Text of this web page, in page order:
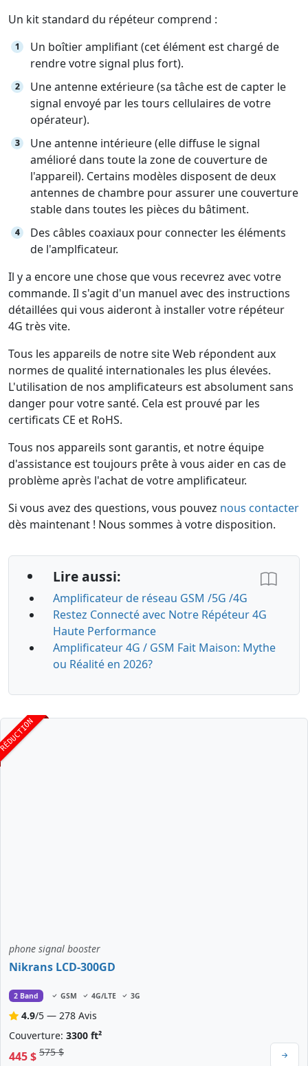
Un kit standard du répéteur comprend :
Un boîtier amplifiant (cet élément est chargé de
rendre votre signal plus fort).
Une antenne extérieure (sa tâche est de capter le
signal envoyé par les tours cellulaires de votre
opérateur).
Une antenne intérieure (elle diffuse le signal
amélioré dans toute la zone de couverture de
l'appareil). Certains modèles disposent de deux
antennes de chambre pour assurer une couverture
stable dans toutes les pièces du bâtiment.
Des câbles coaxiaux pour connecter les éléments
de l'amplficateur.
Il y a encore une chose que vous recevrez avec votre
commande. Il s'agit d'un manuel avec des instructions
détaillées qui vous aideront à installer votre répéteur
4G très vite.
Tous les appareils de notre site Web répondent aux
normes de qualité internationales les plus élevées.
L'utilisation de nos amplificateurs est absolument sans
danger pour votre santé. Cela est prouvé par les
certificats CE et RoHS.
Tous nos appareils sont garantis, et notre équipe
d'assistance est toujours prête à vous aider en cas de
problème après l'achat de votre amplificateur.
Si vous avez des questions, vous pouvez nous contacter
dès maintenant ! Nous sommes à votre disposition.
Lire aussi:
Amplificateur de réseau GSM /5G /4G
Restez Connecté avec Notre Répéteur 4G
Haute Performance
Amplificateur 4G / GSM Fait Maison: Mythe
ou Réalité en 2026?
phone signal booster
Nikrans LCD-300GD
2 Band GSM 4G/LTE 3G
4.9/5 — 278 Avis
Couverture: 3300 ft²
445 $ 575 $